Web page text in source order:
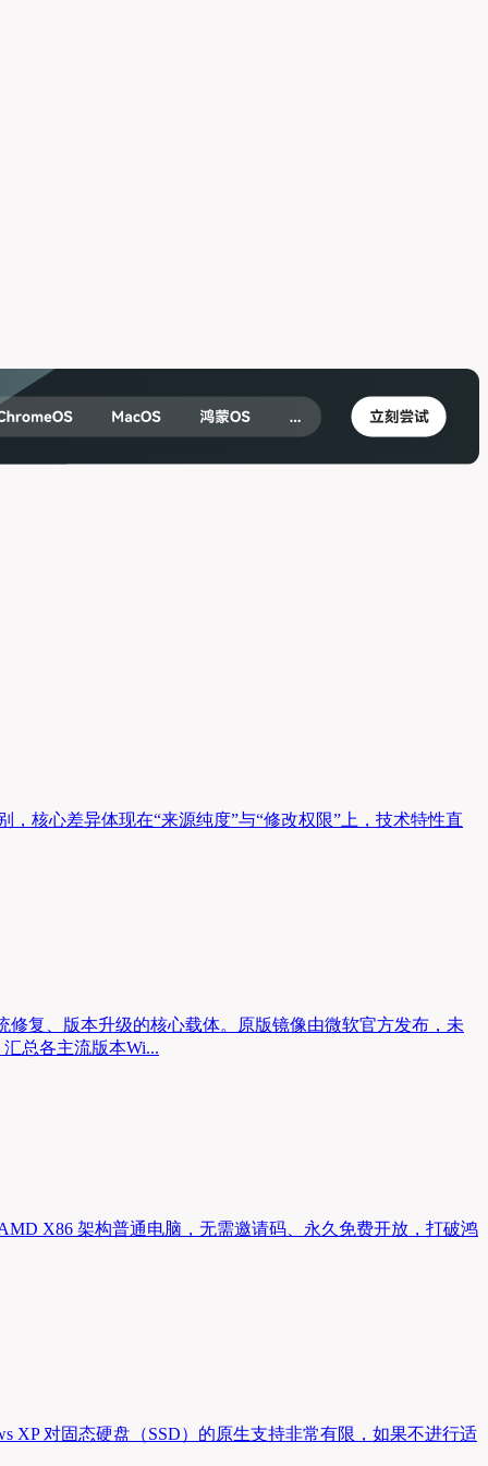
核心差异体现在“来源纯度”与“修改权限”上，技术特性直
修复、版本升级的核心载体。原版镜像由微软官方发布，未
总各主流版本Wi...
X86 架构普通电脑，无需邀请码、永久免费开放，打破鸿
XP 对固态硬盘（SSD）的原生支持非常有限，如果不进行适